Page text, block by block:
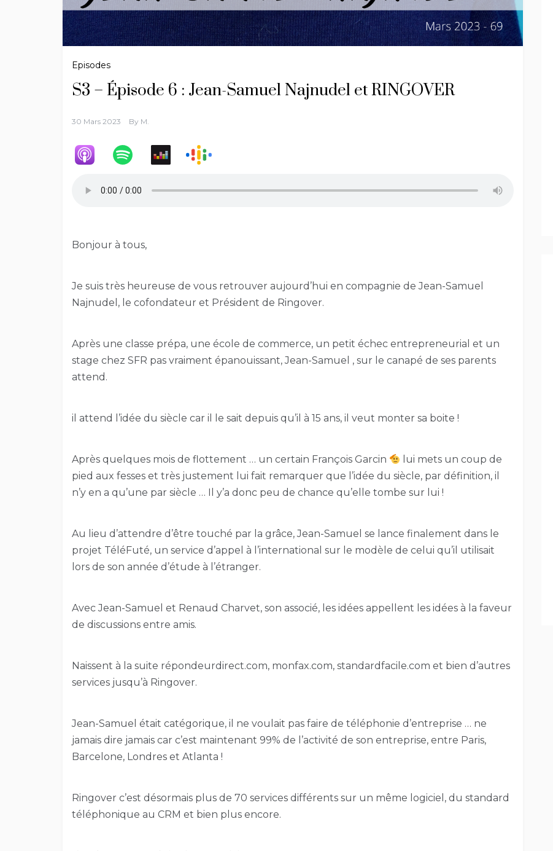
Episodes
S3 – Épisode 6 : Jean-Samuel Najnudel et RINGOVER
30 Mars 2023 By M.
Bonjour à tous,
Je suis très heureuse de vous retrouver aujourd’hui en compagnie de Jean-Samuel
Najnudel, le cofondateur et Président de Ringover.
Après une classe prépa, une école de commerce, un petit échec entrepreneurial et un
stage chez SFR pas vraiment épanouissant, Jean-Samuel , sur le canapé de ses parents
attend.
il attend l’idée du siècle car il le sait depuis qu’il à 15 ans, il veut monter sa boite !
Après quelques mois de flottement … un certain François Garcin
lui mets un coup de
pied aux fesses et très justement lui fait remarquer que l’idée du siècle, par définition, il
n’y en a qu’une par siècle … Il y’a donc peu de chance qu’elle tombe sur lui !
Au lieu d’attendre d’être touché par la grâce, Jean-Samuel se lance finalement dans le
projet TéléFuté, un service d’appel à l’international sur le modèle de celui qu’il utilisait
lors de son année d’étude à l’étranger.
Avec Jean-Samuel et Renaud Charvet, son associé, les idées appellent les idées à la faveur
de discussions entre amis.
Naissent à la suite répondeurdirect.com, monfax.com, standardfacile.com et bien d’autres
services jusqu’à Ringover.
Jean-Samuel était catégorique, il ne voulait pas faire de téléphonie d’entreprise … ne
jamais dire jamais car c’est maintenant 99% de l’activité de son entreprise, entre Paris,
Barcelone, Londres et Atlanta !
Ringover c’est désormais plus de 70 services différents sur un même logiciel, du standard
téléphonique au CRM et bien plus encore.